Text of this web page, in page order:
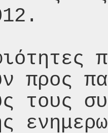
προς
τους